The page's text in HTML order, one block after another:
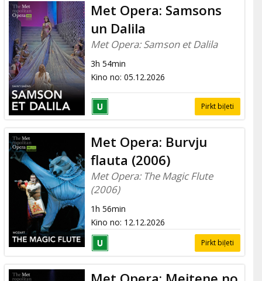
Met Opera: Samsons
un Dalila
Met Opera: Samson et Dalila
3h 54min
Kino no: 05.12.2026
Pirkt biļeti
Met Opera: Burvju
flauta (2006)
Met Opera: The Magic Flute
(2006)
1h 56min
Kino no: 12.12.2026
Pirkt biļeti